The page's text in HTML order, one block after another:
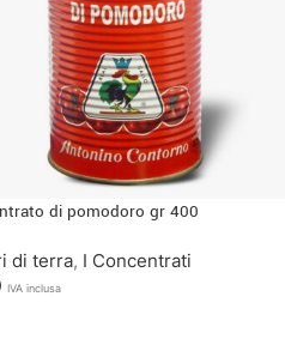
di pomodoro gr 400
di terra, I Concentrati
IVA inclusa